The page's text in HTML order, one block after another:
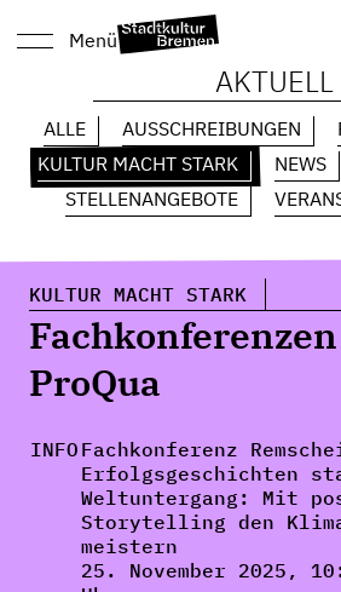
Menü
AKTUELL
ALLE AUSSCHREIBUNGEN
KULTUR MACHT STARK
NEWS
STELLENANGEBOTE
KULTUR MACHT STARK
ProQua
INFO Fachkonferenz
Erfolgsgeschichten
Weltuntergang: Mit
Storytelling den
meistern
25. November 2025,